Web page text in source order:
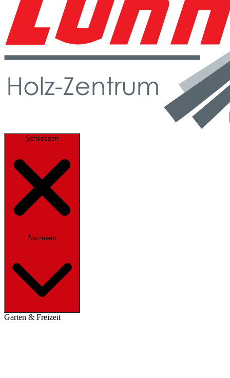
Schliessen
Sortiment
Garten & Freizeit